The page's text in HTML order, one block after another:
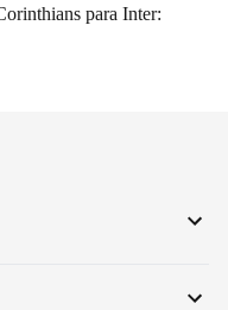
para Inter: